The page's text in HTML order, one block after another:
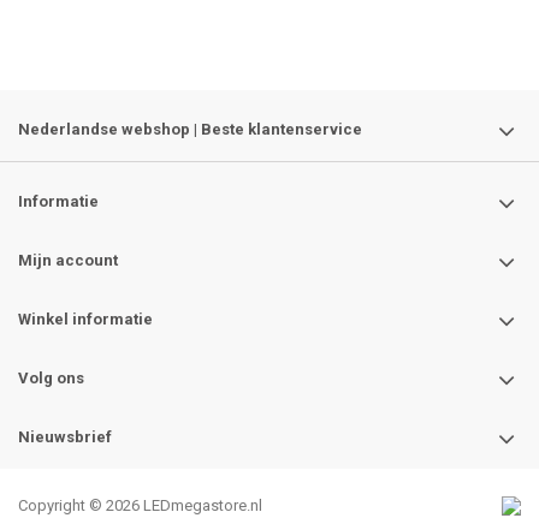
Nederlandse webshop | Beste klantenservice
Informatie
Mijn account
Winkel informatie
Volg ons
Nieuwsbrief
Copyright © 2026 LEDmegastore.nl